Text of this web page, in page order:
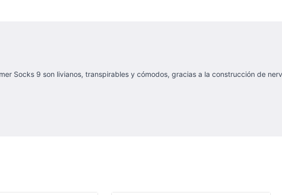
Socks 9 son livianos, transpirables y cómodos, gracias a la construcción de